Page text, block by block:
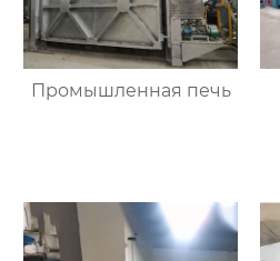
Промышленная печь